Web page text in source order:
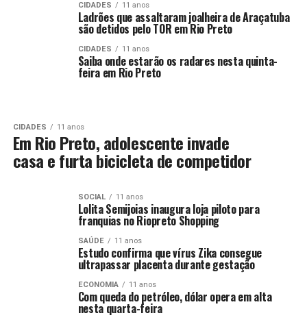
CIDADES 11 anos
Ladrões que assaltaram joalheira de Araçatuba
são detidos pelo TOR em Rio Preto
CIDADES 11 anos
Saiba onde estarão os radares nesta quinta-
feira em Rio Preto
CIDADES 11 anos
Em Rio Preto, adolescente invade
casa e furta bicicleta de competidor
SOCIAL 11 anos
Lolita Semijoias inaugura loja piloto para
franquias no Riopreto Shopping
SAÚDE 11 anos
Estudo confirma que vírus Zika consegue
ultrapassar placenta durante gestação
ECONOMIA 11 anos
Com queda do petróleo, dólar opera em alta
nesta quarta-feira